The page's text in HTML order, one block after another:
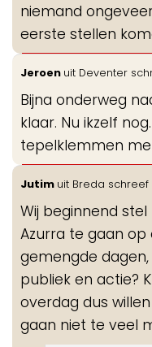
niemand
eerste stellen
Jeroen uit Deventer
Bijna onderweg
klaar. Nu ikzelf
tepelklemmen
Jutim uit Breda schreef
Wij beginnend
Azurra te gaan
gemengde
publiek en actie?
overdag dus
gaan niet te veel